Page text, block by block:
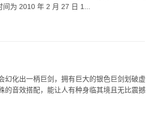
为 2010 年 2 月 27 日 1...
幻化出一柄巨剑，拥有巨大的银色巨剑划破虚
的音效搭配，能让人有种身临其境且无比震撼